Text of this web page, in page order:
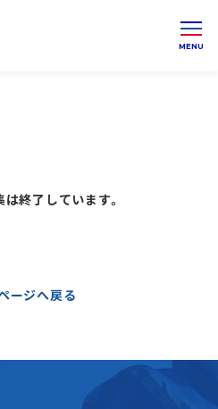
終了しています。
ージへ戻る